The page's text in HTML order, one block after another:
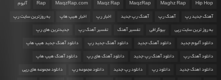
Hip Hop
Maghz Rap
MaqzRap
Maqz Rap
MaqzRap.com
Rap آلبوم
آهنگ جدید رپ آهنگ رپ آهنگ رپ جدید اخبار رپ اخبار هیپ هاپ به روزترین سایت رپ
به روز ترین سایت رپی بیوگرافی تفسیر آهنگ تفسیر آهنگ رپ جدیدترین های رپ
دانلود آلبوم جدید دانلود آهنگ جدید دانلود آهنگ جدید رپ دانلود آهنگ جدید هیپ هاپ
دانلود آهنگ رپ دانلود آهنگ رپ جدید دانلود آهنگ های رپ دانلود آهنگ هیپ هاپ
دانلود اهنگ جدید دانلود رپ دانلود رپ جدید دانلود مجموعه رپ دانلود مجموعه های رپی